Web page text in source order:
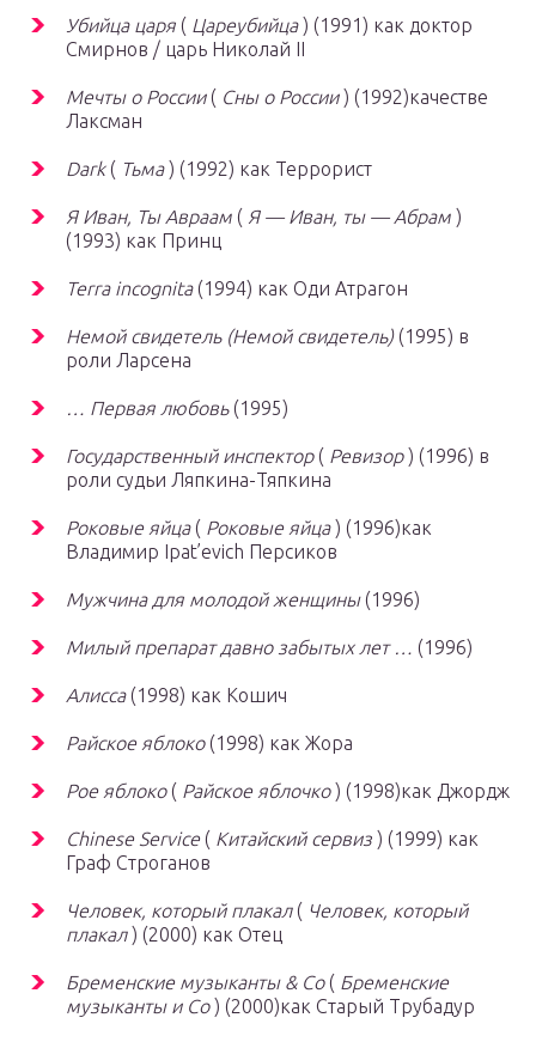
Убийца царя ( Цареубийца) (1991) как доктор
Смирнов / царь Николай II
Мечты о России( Сны о России) (1992)качестве
Лаксман
Dark( Тьма) (1992) как Террорист
Я Иван, Ты Авраам ( Я — Иван, ты — Абрам )
(1993) как Принц
Terra incognita(1994) как Оди Атрагон
Немой свидетель (Немой свидетель)(1995) в
роли Ларсена
… Первая любовь(1995)
Государственный инспектор( Ревизор) (1996) в
роли судьи Ляпкина-Тяпкина
Роковые яйца( Роковые яйца) (1996)как
Владимир Ipat’evich Персиков
Мужчина для молодой женщины(1996)
Милый препарат давно забытых лет … (1996)
Алисса(1998) как Кошич
Райское яблоко(1998) как Жора
Рое яблоко( Райское яблочко) (1998)как Джордж
Chinese Service( Китайский сервиз ) (1999) как
Граф Строганов
Человек, который плакал( Человек, который
плакал) (2000) как Отец
Бременские музыканты & Co( Бременские
музыканты и Со) (2000)как Старый Трубадур